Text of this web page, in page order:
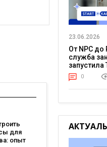
для
опыт
23.06.2026
От NPC до
служба
молодежи
0